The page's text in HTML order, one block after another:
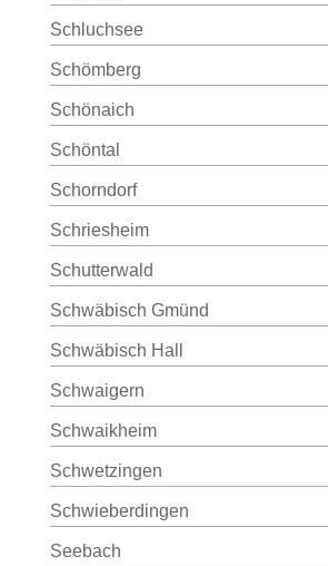
Schluchsee
Schömberg
Schönaich
Schöntal
Schorndorf
Schriesheim
Schutterwald
Schwäbisch Gmünd
Schwäbisch Hall
Schwaigern
Schwaikheim
Schwetzingen
Schwieberdingen
Seebach